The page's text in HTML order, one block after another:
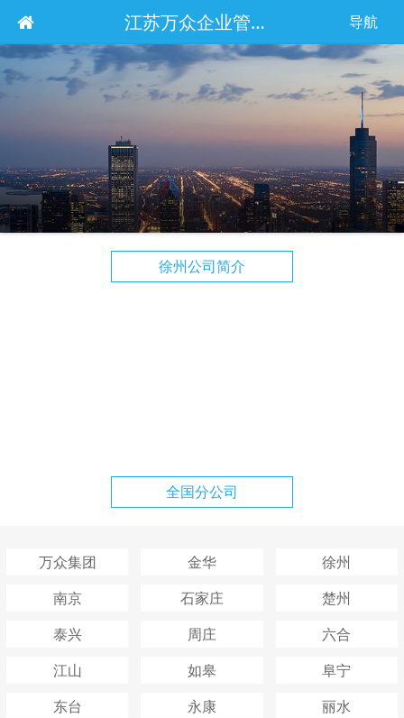
江苏万众企业管理服务集团有限公司 导航
徐州公司简介
全国分公司
万众集团 金华
徐州
南京
石家庄
楚州
泰兴
周庄
六合
江山
如皋
阜宁
东台
永康
丽水